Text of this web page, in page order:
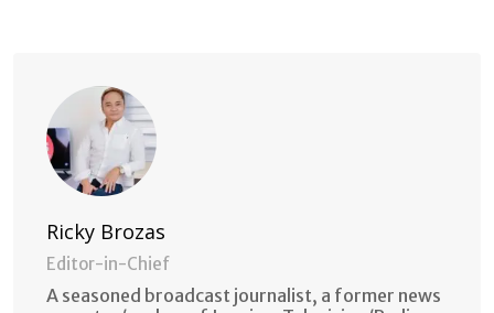
Ricky Brozas
Editor-in-Chief
A seasoned broadcast journalist, a former news